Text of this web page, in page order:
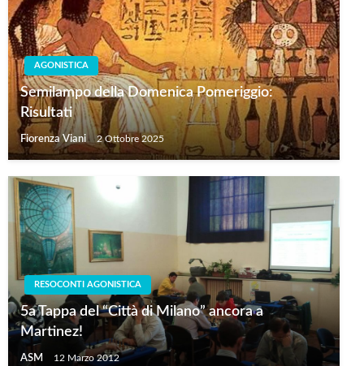
AGONISTICA
Semilampo della Domenica Pomeriggio:
Risultati
Fiorenza Viani 2 Ottobre 2025
RESOCONTI AGONISTICA
5a Tappa del “Città di Milano” ancora a
Martinez!
ASM 12 Marzo 2012